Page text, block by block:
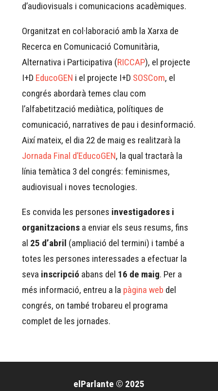
d’audiovisuals i comunicacions acadèmiques.
Organitzat en col·laboració amb la Xarxa de
Recerca en Comunicació Comunitària,
Alternativa i Participativa (RICCAP), el projecte
I+D EducoGEN i el projecte I+D SOSCom, el
congrés abordarà temes clau com
l’alfabetització mediàtica, polítiques de
comunicació, narratives de pau i desinformació.
Així mateix, el dia 22 de maig es realitzarà la
Jornada Final d’EducoGEN, la qual tractarà la
línia temàtica 3 del congrés: feminismes,
audiovisual i noves tecnologies.
Es convida les persones investigadores i
organitzacionsa enviar els seus resums, fins
al 25 d’abril (ampliació del termini) i també a
totes les persones interessades a efectuar la
seva inscripció abans del 16 de maig. Per a
més informació, entreu a la pàgina web del
congrés, on també trobareu el programa
complet de les jornades.
elParlante © 2025